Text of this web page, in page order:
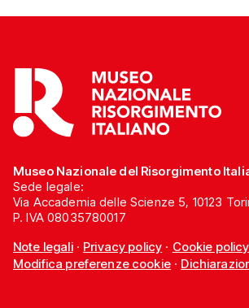
Museo Nazionale del Risorgimento
Sede legale:
Via Accademia delle Scienze 5, 10123
P. IVA 08035780017
Note legali· Privacy policy · Cookie policy
Modifica preferenze cookie·